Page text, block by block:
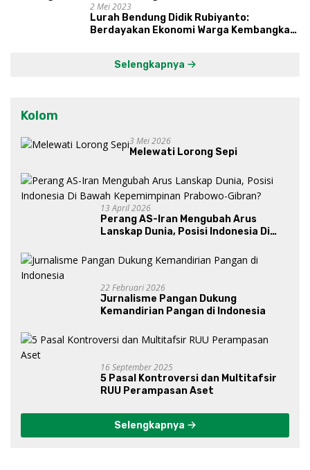
2 Mei 2023
Lurah Bendung Didik Rubiyanto:
Berdayakan Ekonomi Warga Kembangkan
Selengkapnya
Kolom
3 Mei 2026
Melewati Lorong Sepi
13 April 2026
Perang AS-Iran Mengubah Arus
Lanskap Dunia, Posisi Indonesia Di
Gibran?
22 Februari 2026
Jurnalisme Pangan Dukung
Kemandirian Pangan di Indonesia
16 September 2025
5 Pasal Kontroversi dan Multitafsir
RUU Perampasan Aset
Selengkapnya